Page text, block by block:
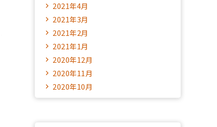
2021年4月
2021年3月
2021年2月
2021年1月
2020年12月
2020年11月
2020年10月